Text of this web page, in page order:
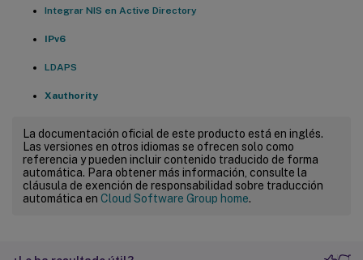
Integrar NIS en Active Directory
IPv6
LDAPS
Xauthority
La documentación oficial de este producto está en inglés.
Las versiones en otros idiomas se ofrecen solo como
referencia y pueden incluir contenido traducido de forma
automática. Para obtener más información, consulte la
cláusula de exención de responsabilidad sobre traducción
automática en Cloud Software Group home.